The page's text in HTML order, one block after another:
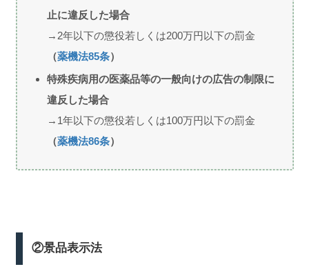
止に違反した場合
→2年以下の懲役若しくは200万円以下の罰金
（薬機法85条）
特殊疾病用の医薬品等の一般向けの広告の制限に
違反した場合
→1年以下の懲役若しくは100万円以下の罰金
（薬機法86条）
②景品表示法